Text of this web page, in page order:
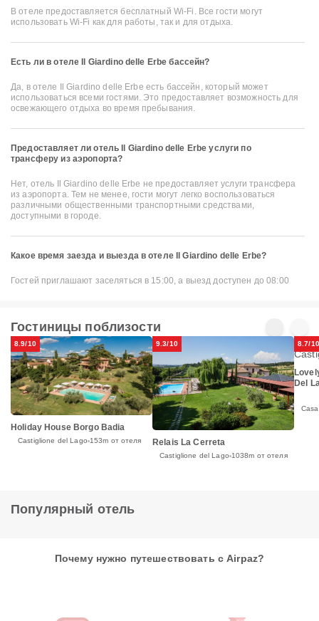
В отеле предоставляется бесплатный Wi-Fi. Все гости могут
использовать Wi-Fi как для работы, так и для отдыха.
Есть ли в отеле Il Giardino delle Erbe бассейн?
Да, в отеле Il Giardino delle Erbe есть бассейн, который может
использоваться всеми гостями. Это предоставляет возможность для
освежающего отдыха во время пребывания.
Предоставляет ли отель Il Giardino delle Erbe услуги по
трансферу из аэропорта?
Нет, отель Il Giardino delle Erbe не предоставляет услуги трансфера
из аэропорта. Тем не менее, гости могут легко воспользоваться
различными общественными транспортными средствами,
доступными в городе.
Какое время заезда и выезда в отеле Il Giardino delle Erbe?
Гостей приглашают заселяться в 15:00, а выезд доступен до 08:00
Гостиницы поблизости
8.9/10
Holiday House Borgo Badia
Castiglione del Lago 153m от отеля
9.3/10
Relais La Cerreta
Castiglione del Lago 1038m от отеля
8.7/10
Del
Популярный отель
Почему нужно путешествовать с Airpaz?